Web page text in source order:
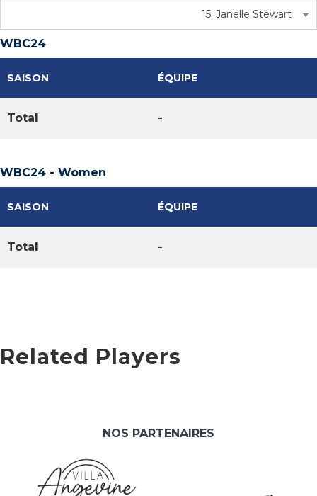
15. Janelle Stewart
WBC24
SAISON ÉQUIPE
Total -
WBC24 - Women
SAISON ÉQUIPE
Total -
Related Players
NOS PARTENAIRES